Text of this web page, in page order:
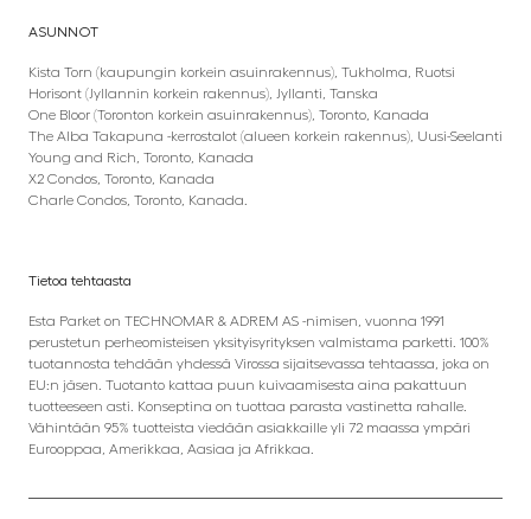
ASUNNOT
Kista Torn (kaupungin korkein asuinrakennus), Tukholma, Ruotsi
Horisont (Jyllannin korkein rakennus), Jyllanti, Tanska
One Bloor (Toronton korkein asuinrakennus), Toronto, Kanada
The Alba Takapuna -kerrostalot (alueen korkein rakennus), Uusi-Seelanti
Young and Rich, Toronto, Kanada
X2 Condos, Toronto, Kanada
Charle Condos, Toronto, Kanada.
Tietoa tehtaasta
Esta Parket on TECHNOMAR & ADREM AS -nimisen, vuonna 1991
perustetun perheomisteisen yksityisyrityksen valmistama parketti. 100%
tuotannosta tehdään yhdessä Virossa sijaitsevassa tehtaassa, joka on
EU:n jäsen. Tuotanto kattaa puun kuivaamisesta aina pakattuun
tuotteeseen asti. Konseptina on tuottaa parasta vastinetta rahalle.
Vähintään 95% tuotteista viedään asiakkaille yli 72 maassa ympäri
Eurooppaa, Amerikkaa, Aasiaa ja Afrikkaa.